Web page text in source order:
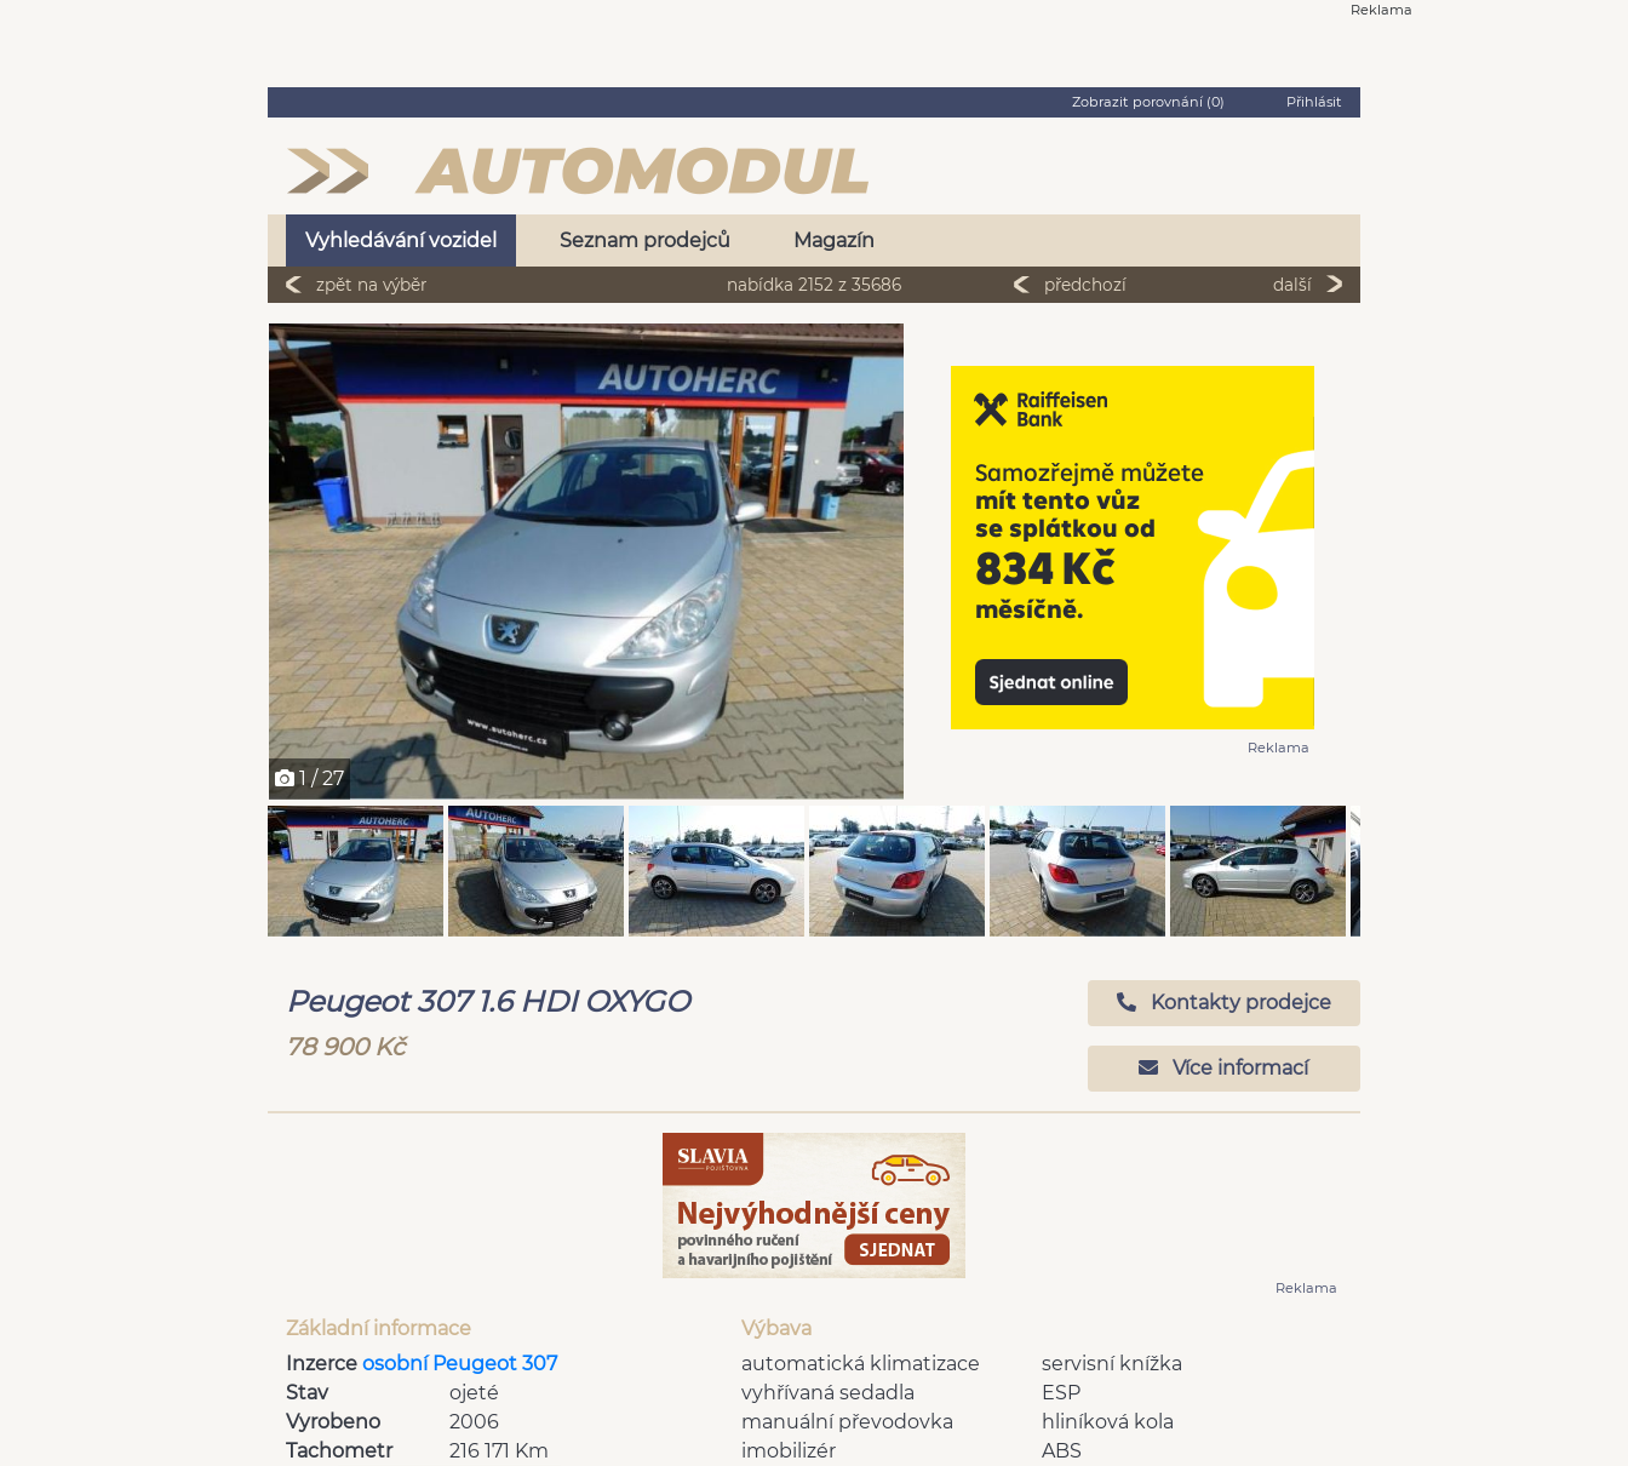
Reklama
Zobrazit porovnání (0) Přihlásit
Vyhledávání vozidel Seznam prodejců Magazín
zpět na výběr nabídka 2152 z 35686 předchozí další
1 / 27
Reklama
Peugeot 307 1.6 HDI OXYGO
78 900 Kč
Kontakty prodejce
Více informací
Reklama
Základní informace
Inzerce osobní Peugeot 307
Stav
ojeté
Vyrobeno
2006
Tachometr
216 171 Km
Výbava
servisní knížka
automatická klimatizace
ESP
vyhřívaná sedadla
hliníková kola
manuální převodovka
ABS
imobilizér